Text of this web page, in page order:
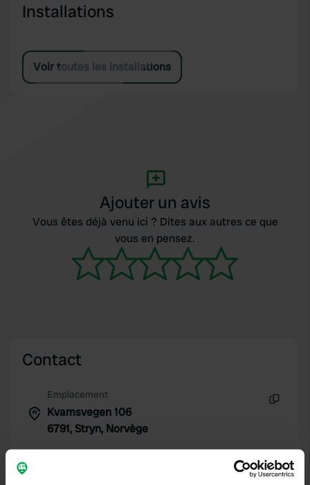
Installations
Voir toutes les installations
Ajouter un avis
Vous êtes déjà venu ici ? Dites aux autres ce que
vous en pensez.
Contact
Emplacement
Kvamsvegen 106
6791, Stryn, Norvège